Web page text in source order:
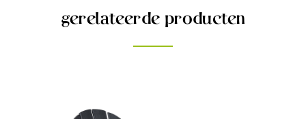
gerelateerde producten